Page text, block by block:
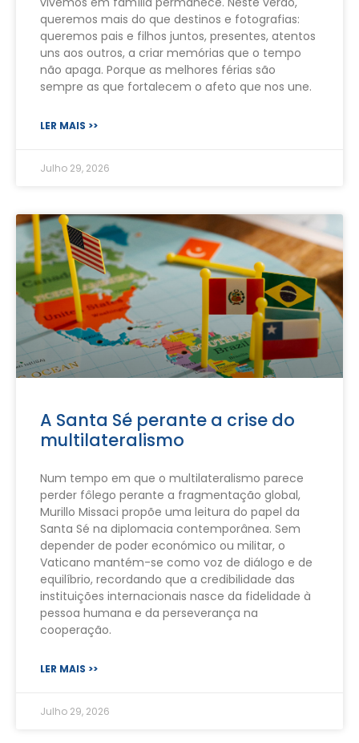
queremos mais do que destinos e fotografias:
queremos pais e filhos juntos, presentes, atentos
uns aos outros, a criar memórias que o tempo
não apaga. Porque as melhores férias são
sempre as que fortalecem o afeto que nos une.
LER MAIS >>
Julho 29, 2026
A Santa Sé perante a crise do
multilateralismo
Num tempo em que o multilateralismo parece
perder fôlego perante a fragmentação global,
Murillo Missaci propõe uma leitura do papel da
Santa Sé na diplomacia contemporânea. Sem
depender de poder económico ou militar, o
Vaticano mantém-se como voz de diálogo e de
equilíbrio, recordando que a credibilidade das
instituições internacionais nasce da fidelidade à
pessoa humana e da perseverança na
cooperação.
LER MAIS >>
Julho 29, 2026